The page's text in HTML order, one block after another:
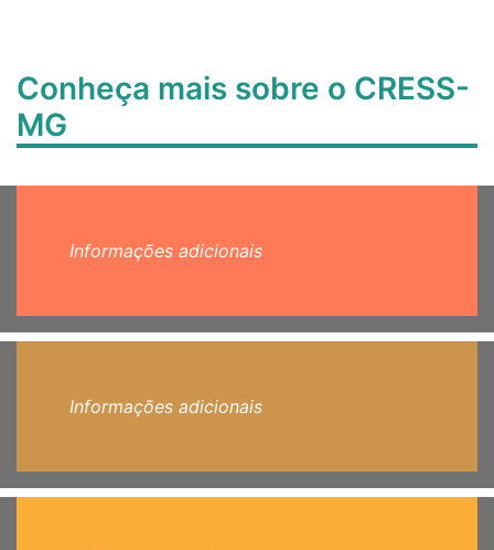
Conheça mais sobre o CRESS-
MG
Informações adicionais
Informações adicionais